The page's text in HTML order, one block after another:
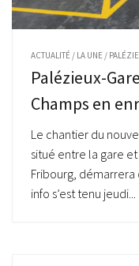
ACTUALITÉ / LA UNE /
Palézieux-
Champs en
Le chantier du
situé entre la gare
Fribourg,
info s’est tenu jeudi...